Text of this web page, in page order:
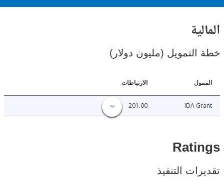
(مليون دولار)
الارتباطات
IDA
التنفيذ